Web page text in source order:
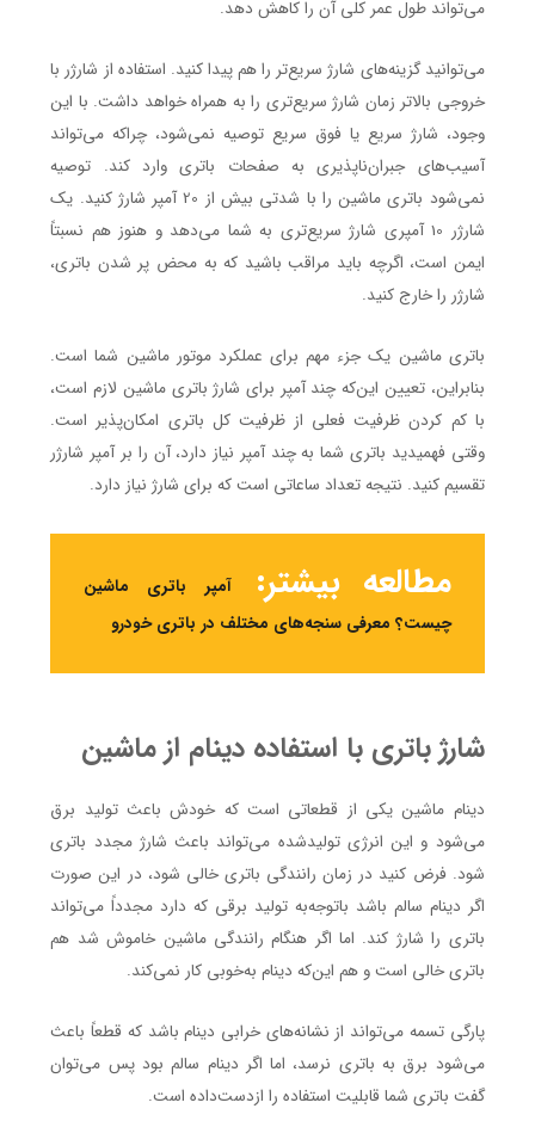
می‌تواند طول عمر کلی آن را کاهش دهد.
می‌توانید گزینه‌های شارژ سریع‌تر را هم پیدا کنید. استفاده از شارژر با
خروجی بالاتر زمان شارژ سریع‌تری را به همراه خواهد داشت. با این
وجود، شارژ سریع یا فوق سریع توصیه نمی‌شود، چراکه می‌تواند
آسیب‌های جبران‌ناپذیری به صفحات باتری وارد کند. توصیه
نمی‌شود باتری ماشین را با شدتی بیش از 20 آمپر شارژ کنید. یک
شارژر 10 آمپری شارژ سریع‌تری به شما می‌دهد و هنوز هم نسبتاً
ایمن است، اگرچه باید مراقب باشید که به محض پر شدن باتری،
شارژر را خارج کنید.
باتری ماشین یک جزء مهم برای عملکرد موتور ماشین شما است.
بنابراین، تعیین این‌که چند آمپر برای شارژ باتری ماشین لازم است،
با کم کردن ظرفیت فعلی از ظرفیت کل باتری امکان‌پذیر است.
وقتی فهمیدید باتری شما به چند آمپر نیاز دارد، آن را بر آمپر شارژر
تقسیم کنید. نتیجه تعداد ساعاتی است که برای شارژ نیاز دارد.
مطالعه بیشتر:
آمپر باتری ماشین
چیست؟ معرفی سنجه‌های مختلف در باتری خودرو
شارژ باتری با استفاده دینام از ماشین
دینام ماشین یکی از قطعاتی است که خودش باعث تولید برق
می‌شود و این انرژی تولیدشده می‌تواند باعث شارژ مجدد باتری
شود. فرض کنید در زمان رانندگی باتری خالی شود، در این صورت
اگر دینام سالم باشد باتوجه‌به تولید برقی که دارد مجدداً می‌تواند
باتری را شارژ کند. اما اگر هنگام رانندگی ماشین خاموش شد هم
باتری خالی است و هم این‌که دینام به‌خوبی کار نمی‌کند.
پارگی تسمه می‌تواند از نشانه‌های خرابی دینام باشد که قطعاً باعث
می‌شود برق به باتری نرسد، اما اگر دینام سالم بود پس می‌توان
گفت باتری شما قابلیت استفاده را ازدست‌داده است.